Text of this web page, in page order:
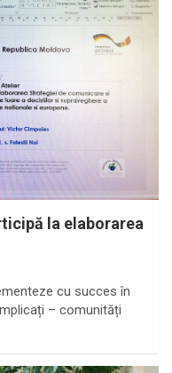
la elaborarea
cu succes în
– comunități